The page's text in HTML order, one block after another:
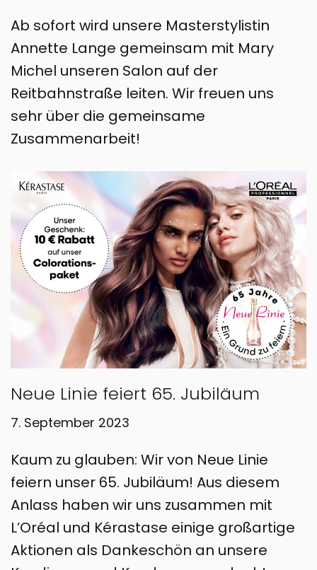
Ab sofort wird unsere Masterstylistin
Annette Lange gemeinsam mit Mary
Michel unseren Salon auf der
Reitbahnstraße leiten. Wir freuen uns
sehr über die gemeinsame
Zusammenarbeit!
Neue Linie feiert 65. Jubiläum
7. September 2023
Kaum zu glauben: Wir von Neue Linie
feiern unser 65. Jubiläum! Aus diesem
Anlass haben wir uns zusammen mit
L’Oréal und Kérastase einige großartige
Aktionen als Dankeschön an unsere